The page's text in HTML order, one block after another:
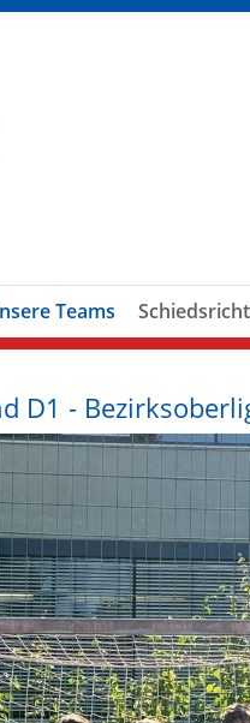
Teams
D1 -